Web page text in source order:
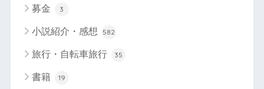
募金 3
小説紹介・感想 582
旅行・自転車旅行 35
書籍 19